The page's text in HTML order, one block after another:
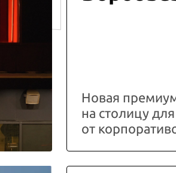
Новая
на столицу
от